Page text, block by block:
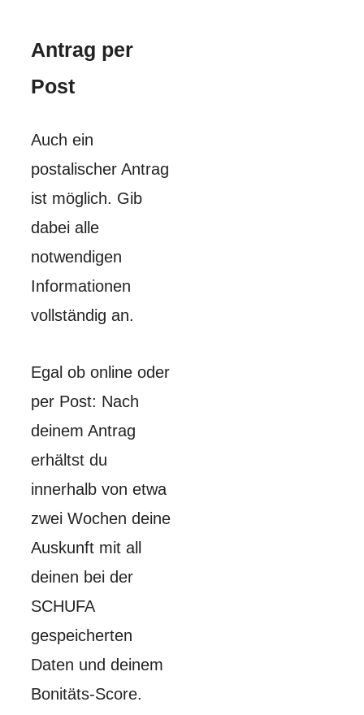
Antrag per
Post
Auch ein
postalischer Antrag
ist möglich. Gib
dabei alle
notwendigen
Informationen
vollständig an.
Egal ob online oder
per Post: Nach
deinem Antrag
erhältst du
innerhalb von etwa
zwei Wochen deine
Auskunft mit all
deinen bei der
SCHUFA
gespeicherten
Daten und deinem
Bonitäts-Score.